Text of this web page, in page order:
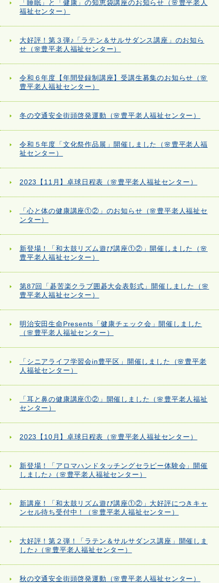
「睡眠」と「健康」の知恵袋講座のお知らせ（🌸豊平老人
福祉センター）
大好評！第３弾♪「ラテン＆サルサダンス講座」のお知ら
せ（🌸豊平老人福祉センター）
令和６年度【年間登録制講座】受講生募集のお知らせ（🌸
豊平老人福祉センター）
冬の交通安全街頭啓発運動（🌸豊平老人福祉センター）
令和５年度「文化祭作品展」開催しました（🌸豊平老人福
祉センター）
2023【11月】卓球日程表（🌸豊平老人福祉センター）
「心と体の健康講座①②」のお知らせ（🌸豊平老人福祉セ
ンター）
新登場！「和太鼓リズム遊び講座①②」開催しました（🌸
豊平老人福祉センター）
第87回「碁苦楽クラブ囲碁大会表彰式」開催しました（🌸
豊平老人福祉センター）
明治安田生命Presents「健康チェック会」開催しました
（🌸豊平老人福祉センター）
「シニアライフ学習会in豊平区」開催しました（🌸豊平老
人福祉センター）
「耳と鼻の健康講座①②」開催しました（🌸豊平老人福祉
センター）
2023【10月】卓球日程表（🌸豊平老人福祉センター）
新登場！「アロマハンドタッチングセラピー体験会」開催
しました♪（🌸豊平老人福祉センター）
新講座！「和太鼓リズム遊び講座①②」大好評につきキャ
ンセル待ち受付中！（🌸豊平老人福祉センター）
大好評！第２弾！「ラテン＆サルサダンス講座」開催しま
した♪（🌸豊平老人福祉センター）
秋の交通安全街頭啓発運動（🌸豊平老人福祉センター）